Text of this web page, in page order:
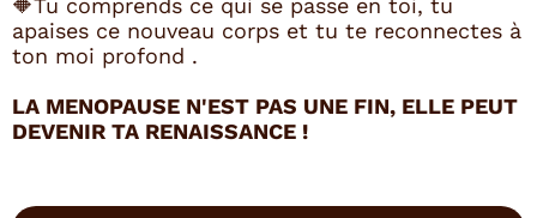
🔶Tu comprends ce qui se passe en toi, tu
apaises ce nouveau corps et tu te reconnectes à
ton moi profond .
LA MENOPAUSE N'EST PAS UNE FIN, ELLE PEUT
DEVENIR TA RENAISSANCE !